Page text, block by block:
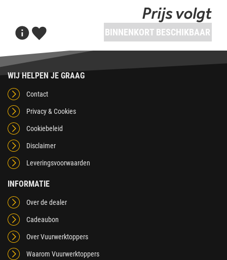
Prijs volgt
BINNENKORT BESCHIKBAAR
WIJ HELPEN JE GRAAG
Contact
Privacy & Cookies
Cookiebeleid
Disclaimer
Leveringsvoorwaarden
INFORMATIE
Over de dealer
Cadeaubon
Over Vuurwerktoppers
Waarom Vuurwerktoppers